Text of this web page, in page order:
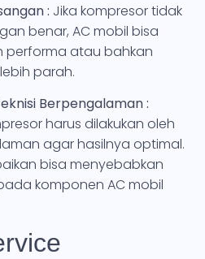
: Jika kompresor tidak
benar, AC mobil bisa
performa atau bahkan
parah.
Berpengalaman :
harus dilakukan oleh
agar hasilnya optimal.
bisa menyebabkan
komponen AC mobil